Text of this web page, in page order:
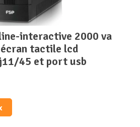
tactile lcd
45 et port usb